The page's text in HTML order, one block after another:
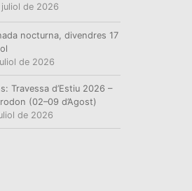
juliol de 2026
nocturna, divendres 17
de 2026
Travessa d’Estiu 2026 –
(02–09 d’Agost)
de 2026